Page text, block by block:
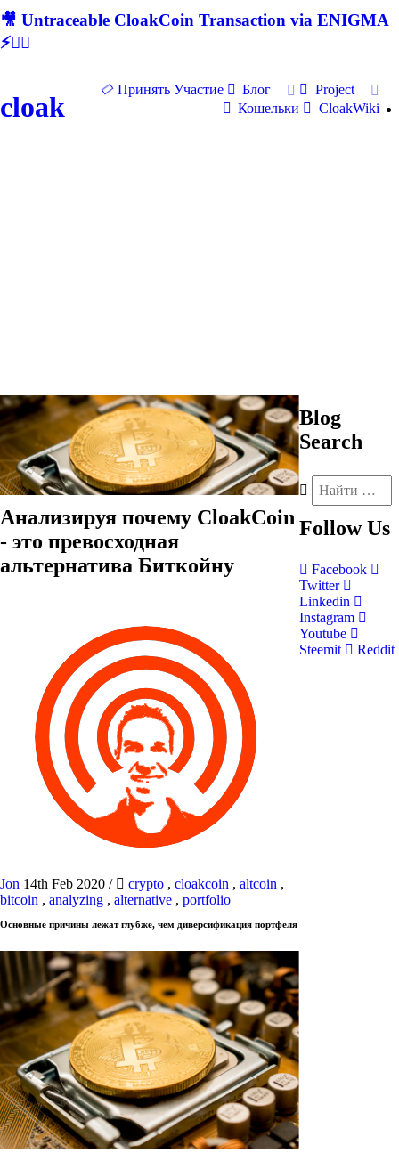
🎥 Untraceable CloakCoin Transaction via ENIGMA
⚡🕵‍♂
cloak
Принять Участие Блог
Project
Кошельки
CloakWiki
Анализируя почему CloakCoin
- это превосходная
альтернатива Биткойну
Jon 14th Feb 2020 / crypto , cloakcoin , altcoin ,
bitcoin , analyzing , alternative , portfolio
Основные причины лежат глубже, чем диверсификация портфеля
Blog
Search
Follow Us
Facebook
Twitter
Linkedin
Instagram
Youtube
Steemit
Reddit